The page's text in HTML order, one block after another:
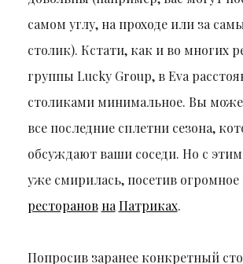
самом углу, на проходе или за
столик). Кстати, как и во многих
группы Lucky Group, в Eva
столиками минимальное. Вы
все последние сплетни сезона,
обсуждают ваши соседи. Но с
уже смирилась, посетив огромное
ресторанов на Патриках.
Попросив заранее конкретный